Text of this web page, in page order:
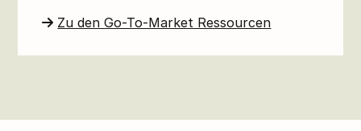
Zu den Go-To-Market Ressourcen